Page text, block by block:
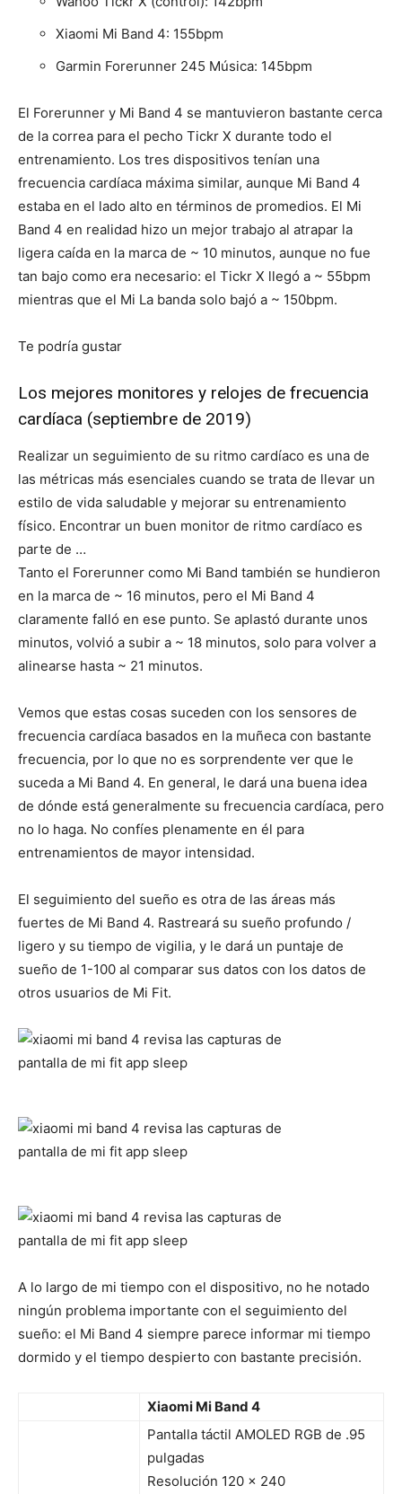
Xiaomi Mi Band 4: 155bpm
Garmin Forerunner 245 Música: 145bpm
El Forerunner y Mi Band 4 se mantuvieron bastante cerca
de la correa para el pecho Tickr X durante todo el
entrenamiento. Los tres dispositivos tenían una
frecuencia cardíaca máxima similar, aunque Mi Band 4
estaba en el lado alto en términos de promedios. El Mi
Band 4 en realidad hizo un mejor trabajo al atrapar la
ligera caída en la marca de ~ 10 minutos, aunque no fue
tan bajo como era necesario: el Tickr X llegó a ~ 55bpm
mientras que el Mi La banda solo bajó a ~ 150bpm.
Te podría gustar
Los mejores monitores y relojes de frecuencia
cardíaca (septiembre de 2019)
Realizar un seguimiento de su ritmo cardíaco es una de
las métricas más esenciales cuando se trata de llevar un
estilo de vida saludable y mejorar su entrenamiento
físico. Encontrar un buen monitor de ritmo cardíaco es
parte de …
Tanto el Forerunner como Mi Band también se hundieron
en la marca de ~ 16 minutos, pero el Mi Band 4
claramente falló en ese punto. Se aplastó durante unos
minutos, volvió a subir a ~ 18 minutos, solo para volver a
alinearse hasta ~ 21 minutos.
Vemos que estas cosas suceden con los sensores de
frecuencia cardíaca basados ​​en la muñeca con bastante
frecuencia, por lo que no es sorprendente ver que le
suceda a Mi Band 4. En general, le dará una buena idea
de dónde está generalmente su frecuencia cardíaca, pero
no lo haga. No confíes plenamente en él para
entrenamientos de mayor intensidad.
El seguimiento del sueño es otra de las áreas más
fuertes de Mi Band 4. Rastreará su sueño profundo /
ligero y su tiempo de vigilia, y le dará un puntaje de
sueño de 1-100 al comparar sus datos con los datos de
otros usuarios de Mi Fit.
A lo largo de mi tiempo con el dispositivo, no he notado
ningún problema importante con el seguimiento del
sueño: el Mi Band 4 siempre parece informar mi tiempo
dormido y el tiempo despierto con bastante precisión.
Xiaomi Mi Band 4
Pantalla táctil AMOLED RGB de .95
pulgadas
Resolución 120 x 240